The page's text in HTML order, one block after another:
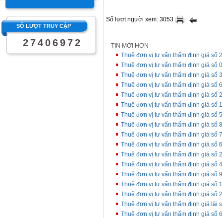
SỐ LƯỢT TRUY CẬP
2 7 4 0 6 9 7 2
Số lượt người xem: 3053
TIN MỚI HƠN
Thuê đơn vị tư vấn thẩm định giá số
Thuê đơn vị tư vấn thẩm định giá số
Thuê đơn vị tư vấn thẩm định giá số
Thuê đơn vị tư vấn thẩm định giá số
Thuê đơn vị tư vấn thẩm định giá số
Thuê đơn vị tư vấn thẩm định giá số
Thuê đơn vị tư vấn thẩm định giá số
Thuê đơn vị tư vấn thẩm định giá số
Thuê đơn vị tư vấn thẩm định giá số
Thuê đơn vị tư vấn thẩm định giá số
Thuê đơn vị tư vấn thẩm định giá số
Thuê đơn vị tư vấn thẩm định giá số
Thuê đơn vị tư vấn thẩm định giá số
Thuê đơn vị tư vấn thẩm định giá số
Thuê đơn vị tư vấn thẩm định giá số
Thuê đơn vị tư vấn thẩm định giá tài
Thuê đơn vị tư vấn thẩm định giá số